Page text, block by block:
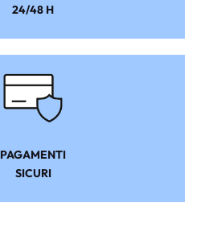
24/48 H
PAGAMENTI
SICURI